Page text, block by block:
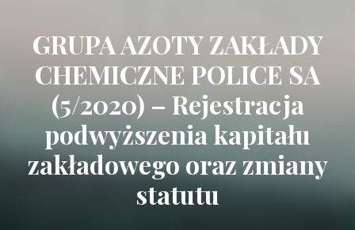
GRUPA AZOTY ZAKŁADY
CHEMICZNE POLICE SA
(5/2020) – Rejestracja
podwyższenia kapitału
zakładowego oraz zmiany
statutu